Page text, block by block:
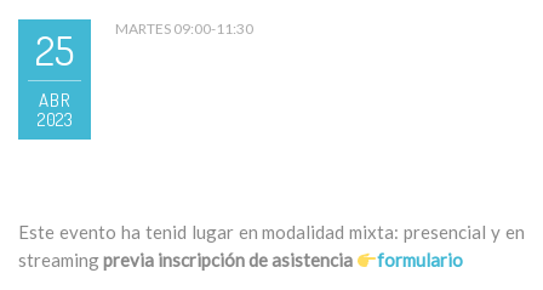
25
ABR
2023
MARTES 09:00-11:30
Este evento ha tenid lugar en modalidad mixta: presencial y en
streamingprevia inscripción de asistencia formulario